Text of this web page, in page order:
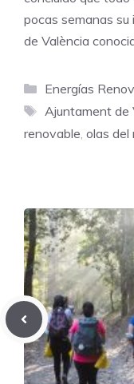
pocas semanas
de València
Categorías
Energías
Etiquetas
Ajuntament de
renovable, olas del